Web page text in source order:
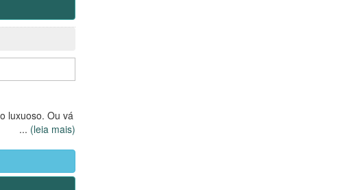
podem
e comidas
a atividade.
... (leia mais)
luxuoso. Ou vá
podem
e comidas